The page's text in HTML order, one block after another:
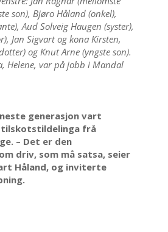
son), Bjøro Håland (onkel),
Aud Solveig Haugen (syster),
Jan Sigvart og kona Kirsten,
og Knut Arne (yngste son).
Helene, var på jobb i Mandal
generasjon vart
frå
– Det er den
driv, som må satsa, seier
Håland, og inviterte